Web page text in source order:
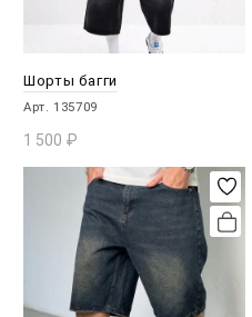
Шорты багги
Арт. 135709
1 500 ₽
В КОРЗИНУ